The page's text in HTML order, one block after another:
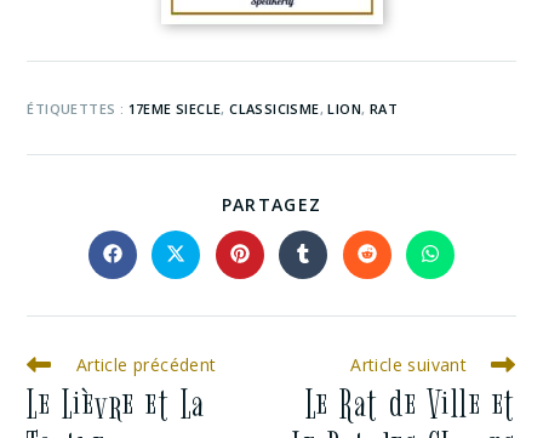
ÉTIQUETTES : 17EME SIECLE, CLASSICISME, LION, RAT
PARTAGEZ
Article précédent
Le Lièvre et La
Article suivant
Le Rat de Ville et